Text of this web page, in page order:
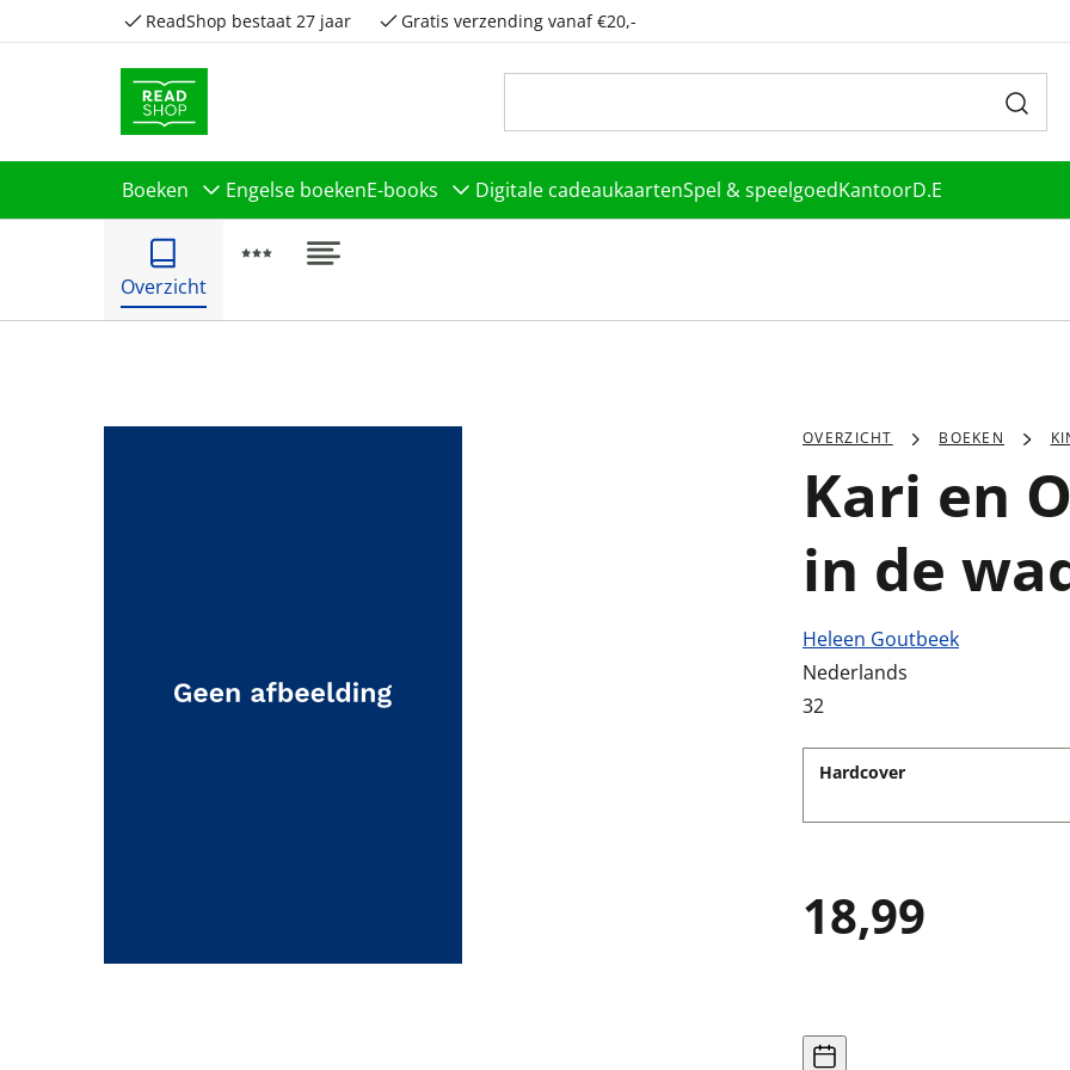
ReadShop bestaat 27 jaar Gratis verzending vanaf €20,-
Boeken Engelse boekenE-books Digitale cadeaukaartenSpel & speelgoedKantoorD.E
Overzicht
OVERZICHT BOEKEN
Kari en
in de
Heleen Goutbeek
Nederlands
32
Hardcover
18,99